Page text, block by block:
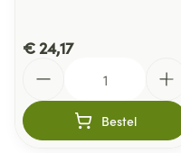
€ 24,17
Bestel